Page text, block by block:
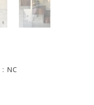
: NC